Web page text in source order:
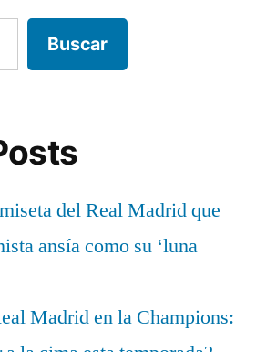
Buscar
del Real Madrid que
ansía como su ‘luna
Madrid en la Champions: